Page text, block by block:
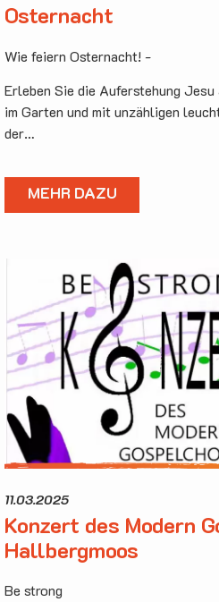
Osternacht
Wie feiern Osternacht! -
Erleben Sie die Auferstehung Jesu
im Garten und mit unzähligen
der…
MEHR DAZU
11.03.2025
Konzert des Modern
Hallbergmoos
Be strong